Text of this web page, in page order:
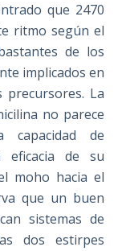
que 2470
ritmo según el
de los
implicados en
La
no parece
capacidad de
eficacia de su
moho hacia el
que un buen
sistemas de
dos estirpes